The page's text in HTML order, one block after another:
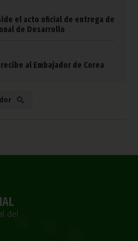
el acto oficial de entrega de
de Desarrollo
al Embajador de Corea
del